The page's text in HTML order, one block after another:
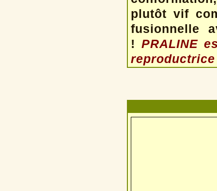
plutôt vif
fusionnelle
! PRALINE
reproductrice